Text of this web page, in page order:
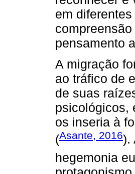
em
pensamento
A migração
ao tráfico de
de suas
psicológicos,
os inseria à
(Asante, 2016).
hegemonia